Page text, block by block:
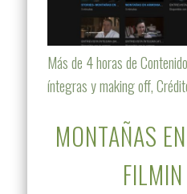
Más de 4 horas de
íntegras y making off,
MONTAÑAS